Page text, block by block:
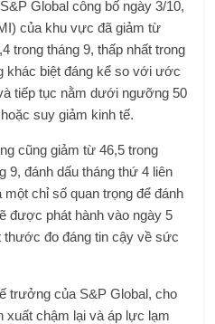
Global công bố ngày 3/10,
của khu vực đã giảm từ
trong tháng 9, thấp nhất trong
khác biệt đáng kể so với ước
tiếp tục nằm dưới ngưỡng 50
suy giảm kinh tế.
cũng giảm từ 46,5 trong
9, đánh dấu tháng thứ 4 liên
chỉ số quan trọng để đánh
được phát hành vào ngày 5
đo đáng tin cậy về sức
trưởng của S&P Global, cho
xuất chậm lại và áp lực lạm